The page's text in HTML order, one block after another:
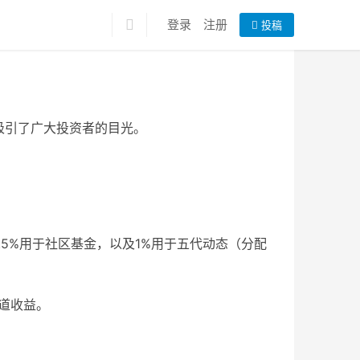
登录 注册 投稿
了广大投资者的目光。
用于社区基金，以及1%用于五代动态（分配
益。